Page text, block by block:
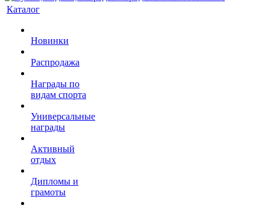
Каталог
Новинки
Распродажа
Награды по
видам спорта
Универсальные
награды
Активный
отдых
Дипломы и
грамоты